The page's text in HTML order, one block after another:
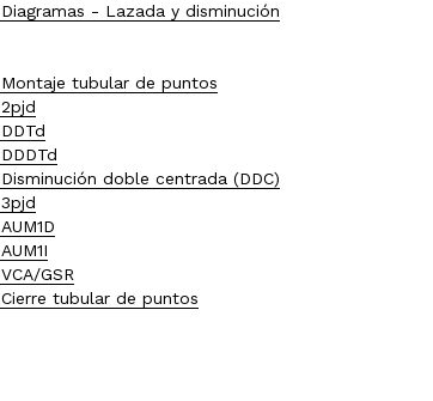
Diagramas - Lazada y disminución
Montaje tubular de puntos
2pjd
DDTd
DDDTd
Disminución doble centrada (DDC)
3pjd
AUM1D
AUM1I
VCA/GSR
Cierre tubular de puntos